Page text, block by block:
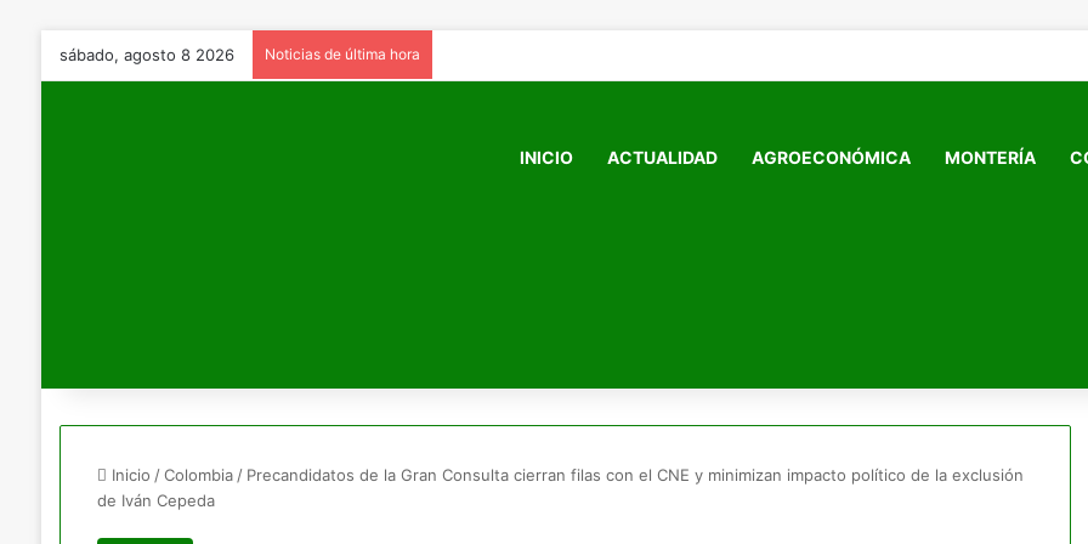
sábado, agosto 8 2026 Noticias de última hora
INICIO ACTUALIDAD AGROECONÓMICA MONTERÍA
Inicio / Colombia / Precandidatos de la Gran Consulta cierran filas con el CNE y minimizan impacto político de la exclusión
de Iván Cepeda